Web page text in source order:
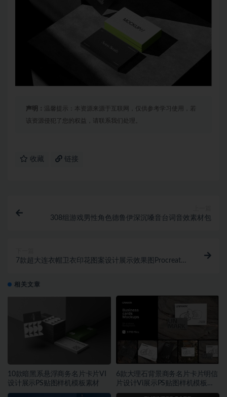
声明： 温馨提示：本资源来源于互联网，仅供参考学习使用，若
该资源侵犯了您的权益，请联系我们处理。
收藏 链接
308组游戏男性角色德鲁伊深沉嗓音台词音效素材包
7款超大连衣帽卫衣印花图案设计展示效果图Procreate
相关文章
10款暗黑系悬浮商务名片卡片VI
设计展示PS贴图样机模板素材
6款大理石背景商务名片卡片明信
片设计Vi展示PS贴图样机模板素
材